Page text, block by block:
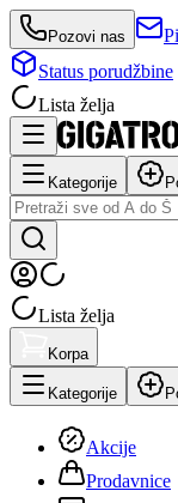
Pozovi nas
Status porudžbine
Lista želja
Kategorije
Lista želja
Korpa
Kategorije
Akcije
Prodavnice